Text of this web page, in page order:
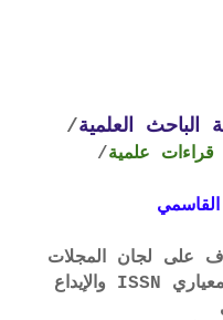
الباحث العلمية/
قراءات علمية/
على لجان المجلات
واعتماداتها والرقم الدولي المعياري ISSN والإيداع